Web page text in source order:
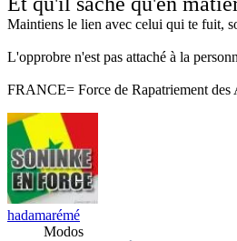
Maintiens le lien avec celui qui te fuit,
L'opprobre n'est pas attaché à la
FRANCE= Force de Rapatriement
hadamarémé
Modos